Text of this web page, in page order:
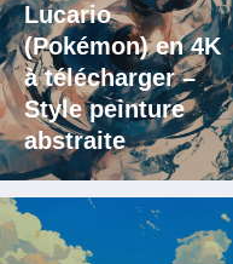
Lucario
(Pokémon) en 4K
à télécharger –
Style peinture
abstraite